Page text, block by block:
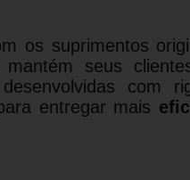
os suprimentos
seus
com
entregar mais